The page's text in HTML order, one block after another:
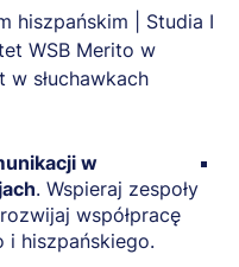
w
. Wspieraj zespoły
współpracę
i hiszpańskiego.